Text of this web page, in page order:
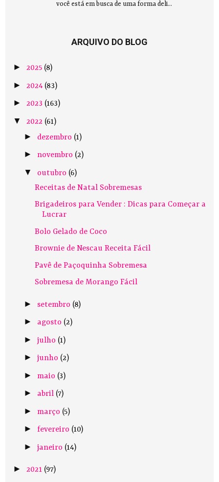
você está em busca de uma forma deli...
ARQUIVO DO BLOG
►2025 (8)
► 2024 (83)
►2023 (163)
▼ 2022 (61)
► dezembro (1)
► novembro (2)
▼ outubro (6)
Receitas de Natal Sobremesas
Brigadeiros para Vender : Dicas para Começar a
Lucrar
Bolo Gelado de Coco
Brownie de Nescau Receita Fácil
Pavê de Paçoquinha Sobremesa
Sobremesa de Morango Fácil
► setembro (8)
► agosto (2)
► julho (1)
► junho (2)
► maio (3)
► abril (7)
► março (5)
► fevereiro (10)
► janeiro (14)
►2021 (97)